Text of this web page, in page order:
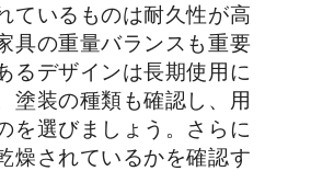
ているものは耐久性が高
具の重量バランスも重要
るデザインは長期使用に
塗装の種類も確認し、用
を選びましょう。さらに
燥されているかを確認す